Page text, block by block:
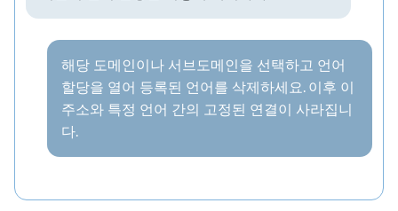
해당 도메인이나 서브도메인을 선택하고 언어
할당을 열어 등록된 언어를 삭제하세요. 이후 이
주소와 특정 언어 간의 고정된 연결이 사라집니
다.